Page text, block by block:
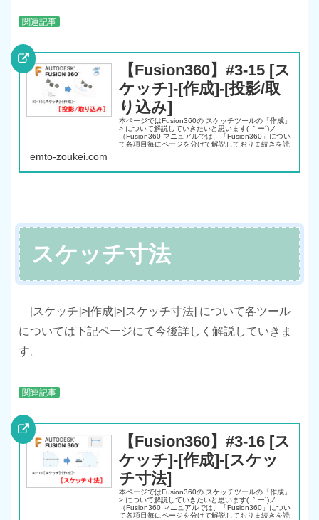
関連記事
【Fusion360】#3-15 [ス
ケッチ]-[作成]-[投影/取
り込み]
本ページではFusion360の スケッチツールの「作成」
> について解説していきたいと思います( ｀ー´)ノ
（Fusion360 マニュアルでは、「Fusion360」につい
て各項目毎にページを分けて解説しておりま続きを読
emto-zoukei.com
スケッチ寸法
[スケッチ]>[作成]>[スケッチ寸法] について各ツール
については下記ページにて今後詳しく解説していきま
す。
関連記事
【Fusion360】#3-16 [ス
ケッチ]-[作成]-[スケッ
チ寸法]
本ページではFusion360の スケッチツールの「作成」
> について解説していきたいと思います( ｀ー´)ノ
（Fusion360 マニュアルでは、「Fusion360」につい
て各項目毎にページを分けて解説しておりま続きを読